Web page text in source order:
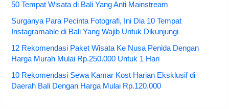
50 Tempat Wisata di Bali Yang Anti Mainstream
Surganya Para Pecinta Fotografi, Ini Dia 10 Tempat
Instagramable di Bali Yang Wajib Untuk Dikunjungi
12 Rekomendasi Paket Wisata Ke Nusa Penida Dengan
Harga Murah Mulai Rp.250.000 Untuk 1 Hari
10 Rekomendasi Sewa Kamar Kost Harian Eksklusif di
Daerah Bali Dengan Harga Mulai Rp.120.000